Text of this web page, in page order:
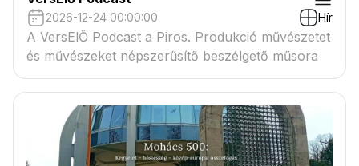
2026-12-24 00:00:00 Hír
A VersElŐ Podcast a Piros. Produkció művészetet
és művészeket népszerűsítő beszélgető műsora